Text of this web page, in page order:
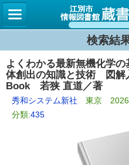
検索結
よくわかる最新無機化学
体創出の知識と技術 図解
Book 若狭 直道／著
秀和システム新社 東京
分類:435